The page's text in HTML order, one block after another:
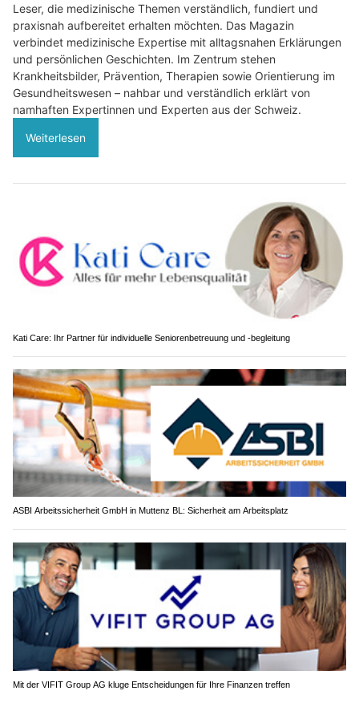
Leser, die medizinische Themen verständlich, fundiert und
praxisnah aufbereitet erhalten möchten. Das Magazin
verbindet medizinische Expertise mit alltagsnahen Erklärungen
und persönlichen Geschichten. Im Zentrum stehen
Krankheitsbilder, Prävention, Therapien sowie Orientierung im
Gesundheitswesen – nahbar und verständlich erklärt von
namhaften Expertinnen und Experten aus der Schweiz.
Weiterlesen
Kati Care: Ihr Partner für individuelle Seniorenbetreuung und -begleitung
ASBI Arbeitssicherheit GmbH in Muttenz BL: Sicherheit am Arbeitsplatz
Mit der VIFIT Group AG kluge Entscheidungen für Ihre Finanzen treffen